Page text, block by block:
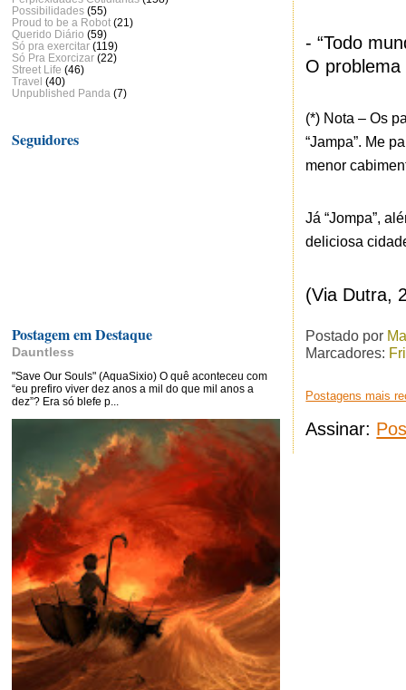
- “Todo
O problema
(*) Nota – Os
“Jampa”. Me
menor
Já “Jompa”,
deliciosa
(Via Dutra,
Postado por
Marcadores:
Postagens mais
Assinar:
Possibilidades (55)
Proud to be a Robot (21)
Querido Diário (59)
Só pra exercitar (119)
Só Pra Exorcizar (22)
Street Life (46)
Travel (40)
Unpublished Panda (7)
Seguidores
Postagem em Destaque
Dauntless
"Save Our Souls" (AquaSixio) O quê aconteceu com
“eu prefiro viver dez anos a mil do que mil anos a
dez”? Era só blefe p...